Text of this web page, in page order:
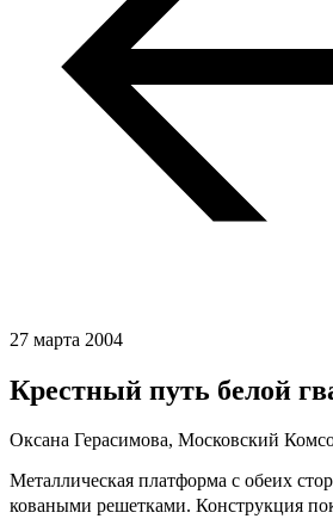
27 марта 2004
Крестный путь белой
Оксана Герасимова, Московский
Металлическая платформа с обеих
коваными решетками. Конструкция